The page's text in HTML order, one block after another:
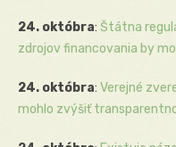
24. októbra: Štátna
zdrojov financovania by
24. októbra: Verejné
mohlo zvýšiť